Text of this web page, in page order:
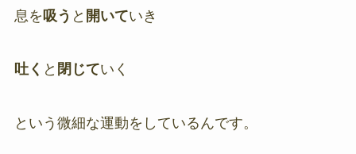
息を 吸う と 開いていき
吐く と 閉じていく
という微細な運動をしているんです。